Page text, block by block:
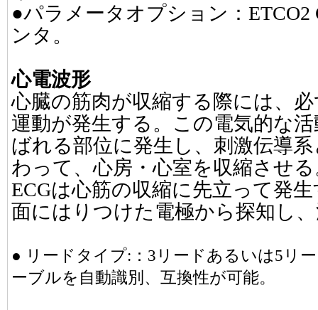
●パラメータオプション：
ンタ。
心電波形
心臓の筋肉が収縮する際には、
運動が発生する。この電気的な
ばれる部位に発生し、刺激伝導
わって、心房・心室を収縮させ
ECGは心筋の収縮に先立って発
面にはりつけた電極から探知し
● リードタイプ:：3リードあるいは5リ
ーブルを自動識別、互換性が可能。